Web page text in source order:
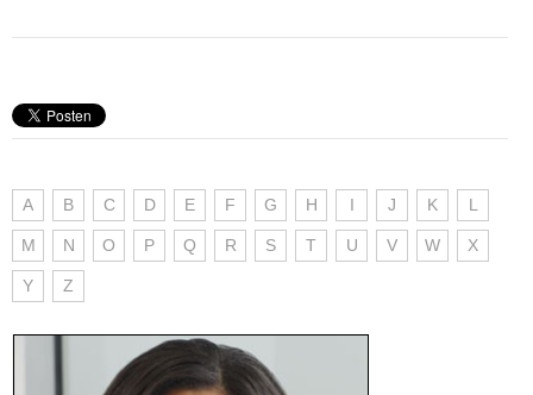
A B C D E F G H I J K L
M N O P Q R S T U V W X
Y Z